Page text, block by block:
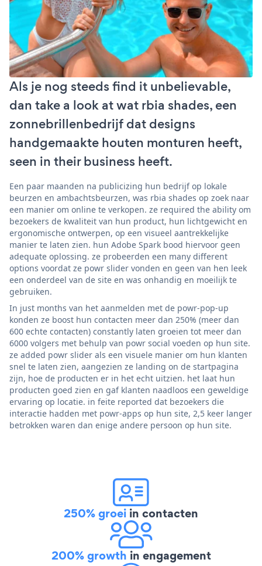
Als je nog steeds find it unbelievable,
dan take a look at wat rbia shades, een
zonnebrillenbedrijf dat designs
handgemaakte houten monturen heeft,
seen in their business heeft.
Een paar maanden na publicizing hun bedrijf op lokale
beurzen en ambachtsbeurzen, was rbia shades op zoek naar
een manier om online te verkopen. ze required the ability om
bezoekers de kwaliteit van hun product, hun lichtgewicht en
ergonomische ontwerpen, op een visueel aantrekkelijke
manier te laten zien. hun Adobe Spark bood hiervoor geen
adequate oplossing. ze probeerden een many different
options voordat ze powr slider vonden en geen van hen leek
een onderdeel van de site en was onhandig en moeilijk te
gebruiken.
In just months van het aanmelden met de powr-pop-up
konden ze boost hun contacten meer dan 250% (meer dan
600 echte contacten) constantly laten groeien tot meer dan
6000 volgers met behulp van powr social voeden op hun site.
ze added powr slider als een visuele manier om hun klanten
snel te laten zien, aangezien ze landing on de startpagina
zijn, hoe de producten er in het echt uitzien. het laat hun
producten goed zien en gaf klanten naadloos een geweldige
ervaring op locatie. in feite reported dat bezoekers die
interactie hadden met powr-apps op hun site, 2,5 keer langer
betrokken waren dan enige andere persoon op hun site.
250% groei in contacten
200% growth in engagement